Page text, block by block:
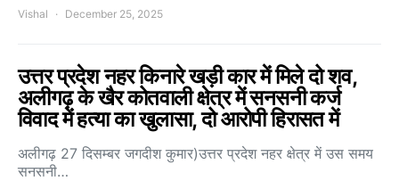
Vishal December 25, 2025
उत्तर प्रदेश नहर किनारे खड़ी कार में मिले दो शव,
अलीगढ़ के खैर कोतवाली क्षेत्र में सनसनी कर्ज
विवाद में हत्या का खुलासा, दो आरोपी हिरासत में
अलीगढ़ 27 दिसम्बर जगदीश कुमार)उत्तर प्रदेश नहर क्षेत्र में उस समय
सनसनी…